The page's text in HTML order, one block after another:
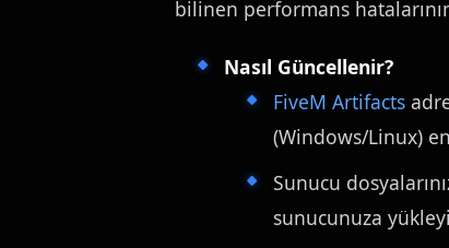
bilinen performans
Nasıl Güncellenir?
FiveM Artifacts
(Windows/Linux)
Sunucu
sunucunuza